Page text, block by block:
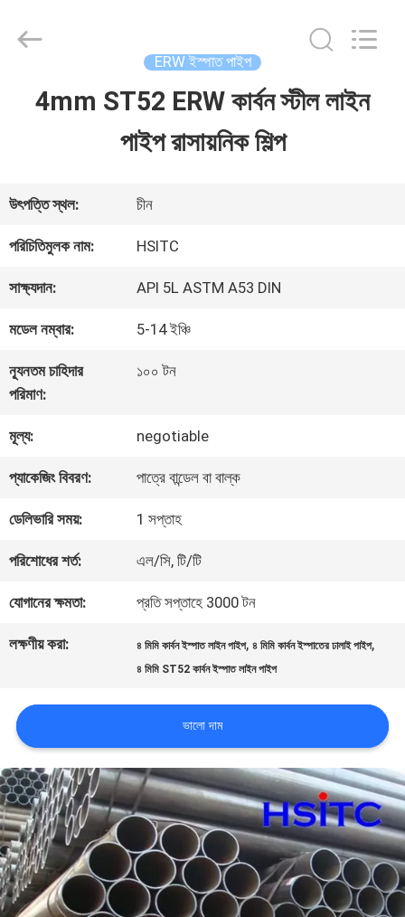
আমাদের
সম্বন্ধে
কারখানা
পরিদর্শন
গুণমান
নিয়ন্ত্রণ
আমাদের
সাথে
যোগাযোগ
খবর
একটি
উদ্ধৃতি
অনুরোধ
করুন
Synda
International
ERW ইস্পাত পাইপ
4mm ST52 ERW কার্বন স্টীল লাইন
পাইপ রাসায়নিক শিল্প
উৎপত্তি স্থল: চীন
পরিচিতিমুলক নাম: HSITC
সাক্ষ্যদান: API 5L ASTM A53 DIN
মডেল নম্বার: 5-14 ইঞ্চি
ন্যূনতম চাহিদার
পরিমাণ:
১০০ টন
মূল্য: negotiable
প্যাকেজিং বিবরণ: পাত্রে বান্ডেল বা বাল্ক
ডেলিভারি সময়: 1 সপ্তাহ
পরিশোধের শর্ত: এল/সি, টি/টি
যোগানের ক্ষমতা: প্রতি সপ্তাহে 3000 টন
লক্ষণীয় করা: ৪ মিমি কার্বন ইস্পাত লাইন পাইপ,৪ মিমি কার্বন ইস্পাতের ঢালাই পাইপ,
৪ মিমি ST52 কার্বন ইস্পাত লাইন পাইপ
ভালো দাম